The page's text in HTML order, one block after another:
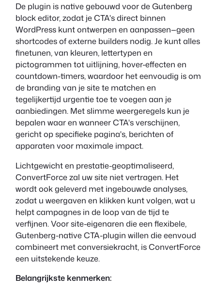
De plugin is native gebouwd voor de Gutenberg
block editor, zodat je CTA's direct binnen
WordPress kunt ontwerpen en aanpassen—geen
shortcodes of externe builders nodig. Je kunt alles
finetunen, van kleuren, lettertypen en
pictogrammen tot uitlijning, hover-effecten en
countdown-timers, waardoor het eenvoudig is om
de branding van je site te matchen en
tegelijkertijd urgentie toe te voegen aan je
aanbiedingen. Met slimme weergeregels kun je
bepalen waar en wanneer CTA's verschijnen,
gericht op specifieke pagina's, berichten of
apparaten voor maximale impact.
Lichtgewicht en prestatie-geoptimaliseerd,
ConvertForce zal uw site niet vertragen. Het
wordt ook geleverd met ingebouwde analyses,
zodat u weergaven en klikken kunt volgen, wat u
helpt campagnes in de loop van de tijd te
verfijnen. Voor site-eigenaren die een flexibele,
Gutenberg-native CTA-plugin willen die eenvoud
combineert met conversiekracht, is ConvertForce
een uitstekende keuze.
Belangrijkste kenmerken: